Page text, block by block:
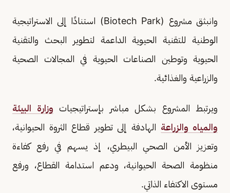
وانبثق مشروع (Biotech Park) استنادًا إلى الاستراتيجية
الوطنية للتقنية الحيوية الداعمة لتطوير البحث والتقنية
الحيوية وتوطين الصناعات الحيوية في المجالات الصحية
والزراعية والغذائية.
ويرتبط المشروع بشكل مباشر بإستراتيجيات وزارة البيئة
والمياه والزراعة الهادفة إلى تطوير قطاع الثروة الحيوانية،
وتعزيز الأمن الصحي البيطري، إذ يسهم في رفع كفاءة
منظومة الصحة الحيوانية، ودعم استدامة القطاع، ورفع
مستوى الاكتفاء الذاتي.